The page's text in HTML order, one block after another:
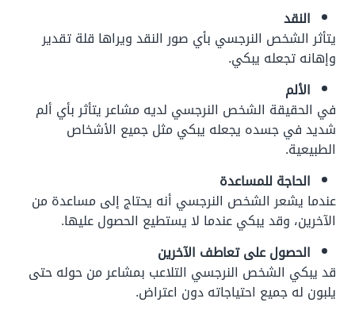
النقد
يتأثر الشخص النرجسي بأي صور النقد ويراها قلة تقدير
وإهانه تجعله يبكي.
الألم
في الحقيقة الشخص النرجسي لديه مشاعر يتأثر بأي ألم
شديد في جسده يجعله يبكي مثل جميع الأشخاص
الطبيعية.
الحاجة للمساعدة
عندما يشعر الشخص النرجسي أنه يحتاج إلى مساعدة من
الآخرين، وقد يبكي عندما لا يستطيع الحصول عليها.
الحصول على تعاطف الآخرين
قد يبكي الشخص النرجسي التلاعب بمشاعر من حوله حتى
يلبون له جميع احتياجاته دون اعتراض.